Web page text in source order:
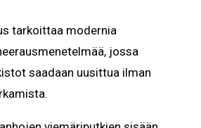
tarkoittaa modernia
jossa
saadaan uusittua ilman